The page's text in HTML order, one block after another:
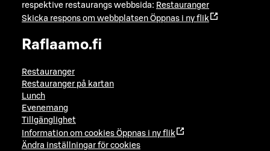
respektive restaurangs webbsida: Restauranger
Skicka respons om webbplatsen Öppnas i ny flik
Raflaamo.fi
Restauranger
Restauranger på kartan
Lunch
Evenemang
Tillgänglighet
Information om cookies Öppnas i ny flik
Ändra inställningar för cookies